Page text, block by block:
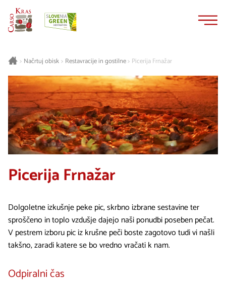
> Načrtuj obisk> Restavracije in gostilne> Picerija Frnažar
Picerija Frnažar
Dolgoletne izkušnje peke pic, skrbno izbrane sestavine ter
sproščeno in toplo vzdušje dajejo naši ponudbi poseben pečat.
V pestrem izboru pic iz krušne peči boste zagotovo tudi vi našli
takšno, zaradi katere se bo vredno vračati k nam.
Odpiralni čas